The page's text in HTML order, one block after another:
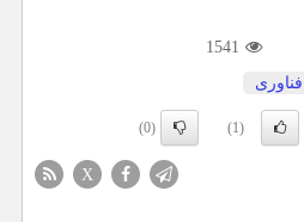
1541
فناوری
(1)
(0)
X